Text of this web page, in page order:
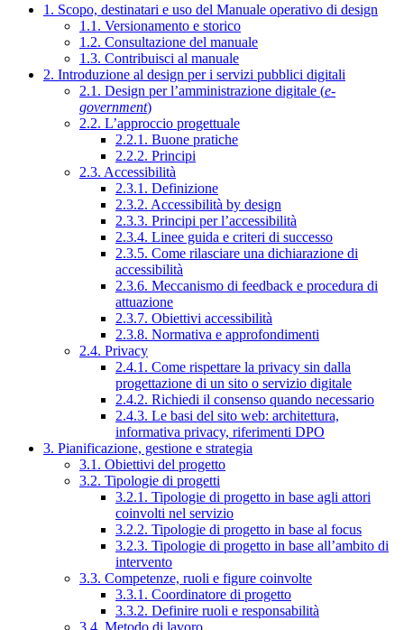
1. Scopo, destinatari e uso del Manuale operativo di design
1.1. Versionamento e storico
1.2. Consultazione del manuale
1.3. Contribuisci al manuale
2. Introduzione al design per i servizi pubblici digitali
2.1. Design per l’amministrazione digitale (e-
government)
2.2. L’approccio progettuale
2.2.1. Buone pratiche
2.2.2. Principi
2.3. Accessibilità
2.3.1. Definizione
2.3.2. Accessibilità by design
2.3.3. Principi per l’accessibilità
2.3.4. Linee guida e criteri di successo
2.3.5. Come rilasciare una dichiarazione di
accessibilità
2.3.6. Meccanismo di feedback e procedura di
attuazione
2.3.7. Obiettivi accessibilità
2.3.8. Normativa e approfondimenti
2.4. Privacy
2.4.1. Come rispettare la privacy sin dalla
progettazione di un sito o servizio digitale
2.4.2. Richiedi il consenso quando necessario
2.4.3. Le basi del sito web: architettura,
informativa privacy, riferimenti DPO
3. Pianificazione, gestione e strategia
3.1. Obiettivi del progetto
3.2. Tipologie di progetti
3.2.1. Tipologie di progetto in base agli attori
coinvolti nel servizio
3.2.2. Tipologie di progetto in base al focus
3.2.3. Tipologie di progetto in base all’ambito di
intervento
3.3. Competenze, ruoli e figure coinvolte
3.3.1. Coordinatore di progetto
3.3.2. Definire ruoli e responsabilità
3.4. Metodo di lavoro